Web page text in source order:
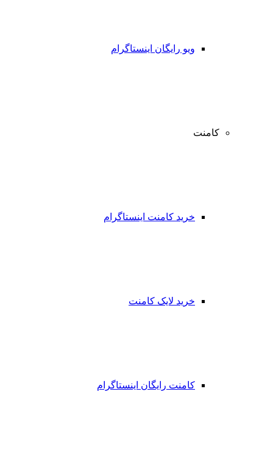
ویو رایگان اینستاگرام
کامنت
خرید کامنت اینستاگرام
خرید لایک کامنت
کامنت رایگان اینستاگرام